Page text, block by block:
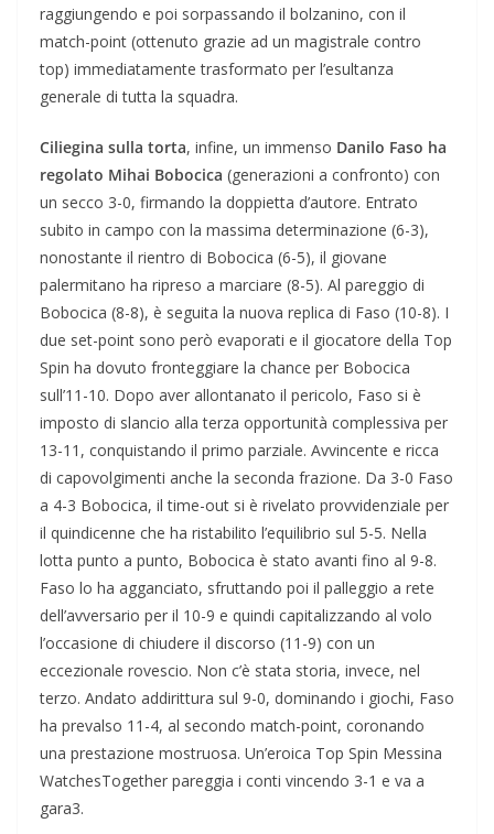
raggiungendo e poi sorpassando il bolzanino, con il
match-point (ottenuto grazie ad un magistrale contro
top) immediatamente trasformato per l’esultanza
generale di tutta la squadra.
Ciliegina sulla torta, infine, un immenso Danilo Faso ha
regolato Mihai Bobocica (generazioni a confronto) con
un secco 3-0, firmando la doppietta d’autore. Entrato
subito in campo con la massima determinazione (6-3),
nonostante il rientro di Bobocica (6-5), il giovane
palermitano ha ripreso a marciare (8-5). Al pareggio di
Bobocica (8-8), è seguita la nuova replica di Faso (10-8). I
due set-point sono però evaporati e il giocatore della Top
Spin ha dovuto fronteggiare la chance per Bobocica
sull’11-10. Dopo aver allontanato il pericolo, Faso si è
imposto di slancio alla terza opportunità complessiva per
13-11, conquistando il primo parziale. Avvincente e ricca
di capovolgimenti anche la seconda frazione. Da 3-0 Faso
a 4-3 Bobocica, il time-out si è rivelato provvidenziale per
il quindicenne che ha ristabilito l’equilibrio sul 5-5. Nella
lotta punto a punto, Bobocica è stato avanti fino al 9-8.
Faso lo ha agganciato, sfruttando poi il palleggio a rete
dell’avversario per il 10-9 e quindi capitalizzando al volo
l’occasione di chiudere il discorso (11-9) con un
eccezionale rovescio. Non c’è stata storia, invece, nel
terzo. Andato addirittura sul 9-0, dominando i giochi, Faso
ha prevalso 11-4, al secondo match-point, coronando
una prestazione mostruosa. Un’eroica Top Spin Messina
WatchesTogether pareggia i conti vincendo 3-1 e va a
gara3.